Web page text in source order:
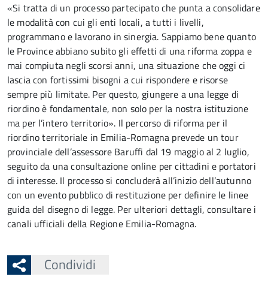
«Si tratta di un processo partecipato che punta a consolidare
le modalità con cui gli enti locali, a tutti i livelli,
programmano e lavorano in sinergia. Sappiamo bene quanto
le Province abbiano subito gli effetti di una riforma zoppa e
mai compiuta negli scorsi anni, una situazione che oggi ci
lascia con fortissimi bisogni a cui rispondere e risorse
sempre più limitate. Per questo, giungere a una legge di
riordino è fondamentale, non solo per la nostra istituzione
ma per l’intero territorio». Il percorso di riforma per il
riordino territoriale in Emilia-Romagna prevede un tour
provinciale dell’assessore Baruffi dal 19 maggio al 2 luglio,
seguito da una consultazione online per cittadini e portatori
di interesse. Il processo si concluderà all’inizio dell’autunno
con un evento pubblico di restituzione per definire le linee
guida del disegno di legge. Per ulteriori dettagli, consultare i
canali ufficiali della Regione Emilia-Romagna.
Condividi